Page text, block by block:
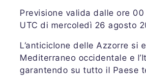
Previsione valida dalle ore
UTC di mercoledì 26 agosto
L’anticiclone delle Azzorre si
Mediterraneo occidentale e
garantendo su tutto il Paese